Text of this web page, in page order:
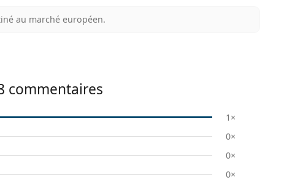
au marché européen.
commentaires
1×
0×
0×
0×